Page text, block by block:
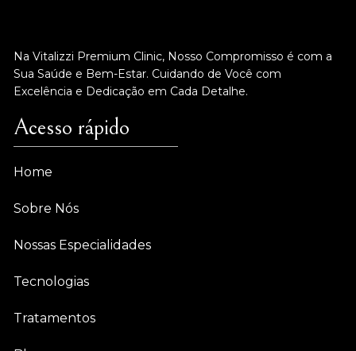
Na Vitalizzi Premium Clinic, Nosso Compromisso é com a
Sua Saúde e Bem-Estar. Cuidando de Você com
Excelência e Dedicação em Cada Detalhe.
Acesso rápido
Home
Sobre Nós
Nossas Especialidades
Tecnologias
Tratamentos